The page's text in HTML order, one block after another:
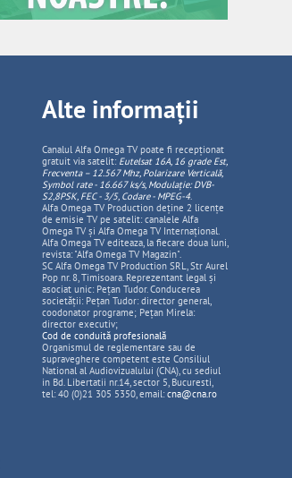
Alte informații
Canalul Alfa Omega TV poate fi recepționat
gratuit via satelit: Eutelsat 16A, 16 grade Est,
Frecventa – 12.567 Mhz, PolarizareVerticală,
Symbol rate - 16.667 ks/s, Modulație: DVB-
S2,8PSK, FEC - 3/5, Codare - MPEG-4.
Alfa Omega TV Production deține 2 licențe
de emisie TV pe satelit: canalele Alfa
Omega TV și Alfa Omega TV Internațional.
Alfa Omega TV editeaza, la fiecare doua luni,
revista: "Alfa Omega TV Magazin".
SC Alfa Omega TV Production SRL, Str Aurel
Pop nr. 8, Timisoara. Reprezentant legal și
asociat unic: Pețan Tudor. Conducerea
societății: Pețan Tudor: director general,
coodonator programe; Pețan Mirela:
director executiv;
Cod de conduită profesională
Organismul de reglementare sau de
supraveghere competent este Consiliul
National al Audiovizualului (CNA), cu sediul
in Bd. Libertatii nr.14, sector 5, Bucuresti,
tel: 40 (0)21 305 5350, email: cna@cna.ro